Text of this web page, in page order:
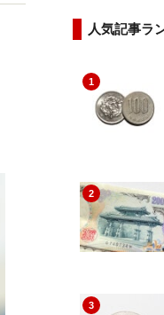
人気記事ラ
1
2
3